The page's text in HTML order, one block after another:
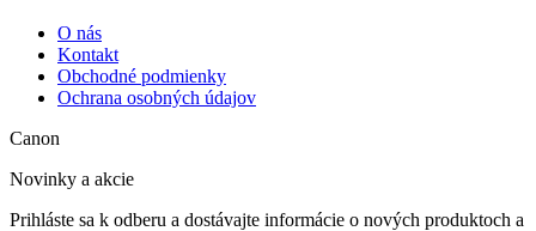
O nás
Kontakt
Obchodné podmienky
Ochrana osobných údajov
Canon
Novinky a akcie
Prihláste sa k odberu a dostávajte informácie o nových produktoch a